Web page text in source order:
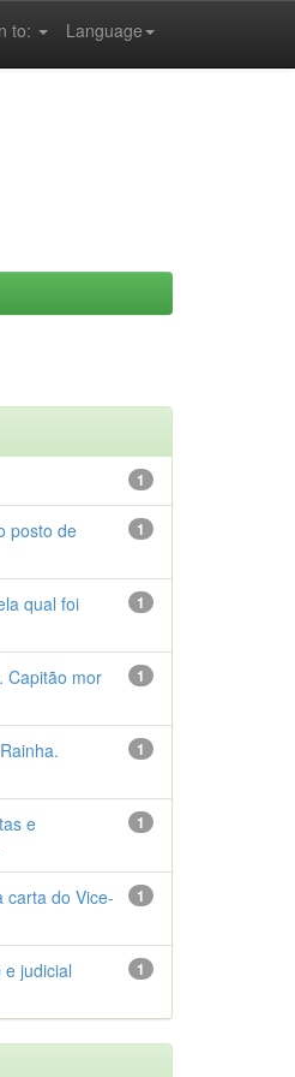
Language
to:
1
1
posto de
1
qual foi
1
Capitão mor
1
1
e
1
carta do Vice-
1
judicial